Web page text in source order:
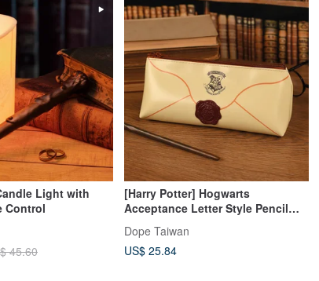
Light with
Control
45.60
[Harry Potter] Hogwarts
Acceptance Letter Style Pencil
Case
Dope Taiwan
US$ 25.84